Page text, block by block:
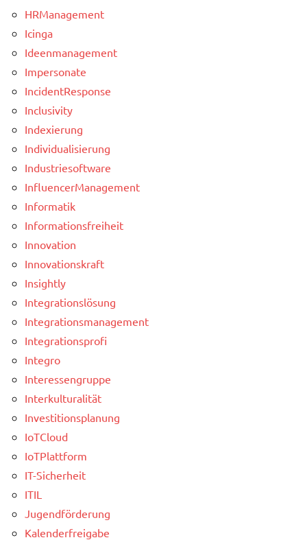
HRManagement
Icinga
Ideenmanagement
Impersonate
IncidentResponse
Inclusivity
Indexierung
Individualisierung
Industriesoftware
InfluencerManagement
Informatik
Informationsfreiheit
Innovation
Innovationskraft
Insightly
Integrationslösung
Integrationsmanagement
Integrationsprofi
Integro
Interessengruppe
Interkulturalität
Investitionsplanung
IoTCloud
IoTPlattform
IT-Sicherheit
ITIL
Jugendförderung
Kalenderfreigabe